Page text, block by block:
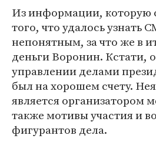
Из информации,
того, что удалось узнать
непонятным, за что же в
деньги Воронин. Кстати,
управлении делами
был на хорошем счету.
является организатором
также мотивы участия и
фигурантов дела.